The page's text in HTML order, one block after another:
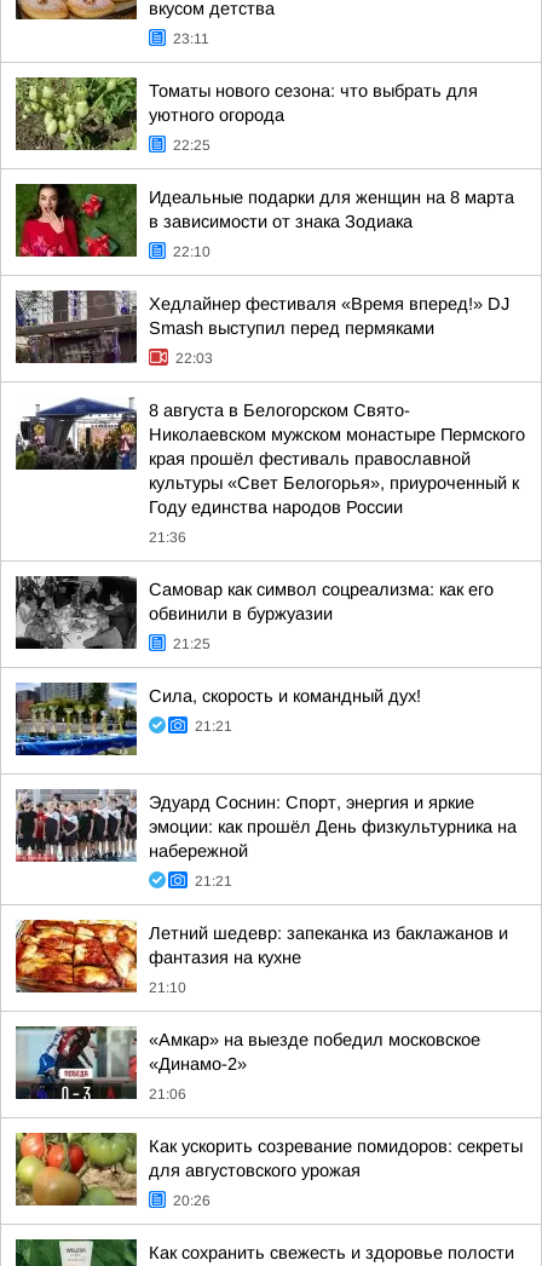
вкусом детства
23:11
Томаты нового сезона: что выбрать для
уютного огорода
22:25
Идеальные подарки для женщин на 8 марта
в зависимости от знака Зодиака
22:10
Хедлайнер фестиваля «Время вперед!» DJ
Smash выступил перед пермяками
22:03
8 августа в Белогорском Свято-
Николаевском мужском монастыре Пермского
края прошёл фестиваль православной
культуры «Свет Белогорья», приуроченный к
Году единства народов России
21:36
Самовар как символ соцреализма: как его
обвинили в буржуазии
21:25
Сила, скорость и командный дух!
21:21
Эдуард Соснин: Спорт, энергия и яркие
эмоции: как прошёл День физкультурника на
набережной
21:21
Летний шедевр: запеканка из баклажанов и
фантазия на кухне
21:10
«Амкар» на выезде победил московское
«Динамо-2»
21:06
Как ускорить созревание помидоров: секреты
для августовского урожая
20:26
Как сохранить свежесть и здоровье полости